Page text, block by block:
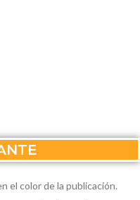
el color de la publicación.